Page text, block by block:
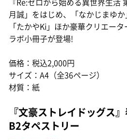
月誠」をはじめ、「なかじまゆか
「たかやKi」ほか豪華クリエー
ラボ小冊子が登場!
価格：税込2,000円
サイズ：A4（全36ページ）
材質：紙
『文豪ストレイドッグス
B2タペストリー